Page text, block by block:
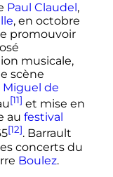
Paul Claudel,
, en octobre
promouvoir
musicale,
scène
Miguel de
[11] et mise en
au festival
[12]. Barrault
concerts du
Boulez.